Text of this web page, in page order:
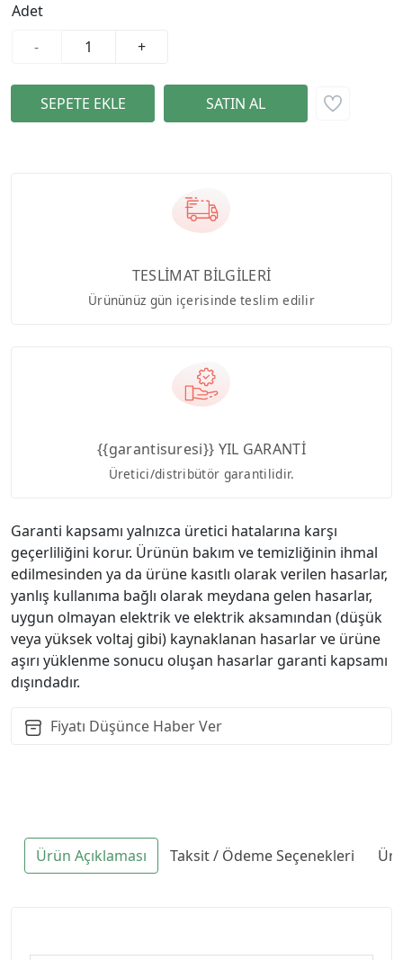
Adet
-
+
TESLİMAT BİLGİLERİ
Ürününüz gün içerisinde teslim edilir
{{garantisuresi}} YIL GARANTİ
Üretici/distribütör garantilidir.
Garanti kapsamı yalnızca üretici hatalarına karşı
geçerliliğini korur. Ürünün bakım ve temizliğinin ihmal
edilmesinden ya da ürüne kasıtlı olarak verilen hasarlar,
yanlış kullanıma bağlı olarak meydana gelen hasarlar,
uygun olmayan elektrik ve elektrik aksamından (düşük
veya yüksek voltaj gibi) kaynaklanan hasarlar ve ürüne
aşırı yüklenme sonucu oluşan hasarlar garanti kapsamı
dışındadır.
Fiyatı Düşünce Haber Ver
Ürün Açıklaması Taksit / Ödeme Seçenekleri